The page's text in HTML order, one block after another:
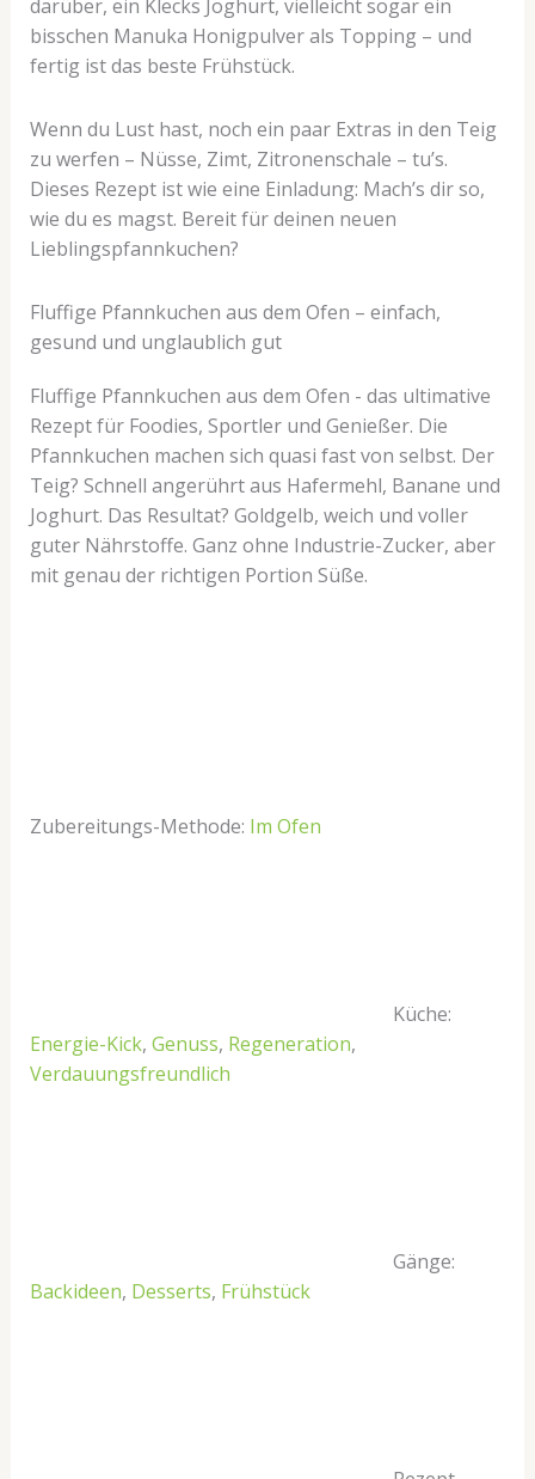
darüber, ein Klecks Joghurt, vielleicht sogar ein
bisschen Manuka Honigpulver als Topping – und
fertig ist das beste Frühstück.
Wenn du Lust hast, noch ein paar Extras in den Teig
zu werfen – Nüsse, Zimt, Zitronenschale – tu’s.
Dieses Rezept ist wie eine Einladung: Mach’s dir so,
wie du es magst. Bereit für deinen neuen
Lieblingspfannkuchen?
Fluffige Pfannkuchen aus dem Ofen – einfach,
gesund und unglaublich gut
Fluffige Pfannkuchen aus dem Ofen - das ultimative
Rezept für Foodies, Sportler und Genießer. Die
Pfannkuchen machen sich quasi fast von selbst. Der
Teig? Schnell angerührt aus Hafermehl, Banane und
Joghurt. Das Resultat? Goldgelb, weich und voller
guter Nährstoffe. Ganz ohne Industrie-Zucker, aber
mit genau der richtigen Portion Süße.
Zubereitungs-Methode: Im Ofen
Küche:
Energie-Kick, Genuss, Regeneration,
Verdauungsfreundlich
Gänge:
Backideen, Desserts, Frühstück